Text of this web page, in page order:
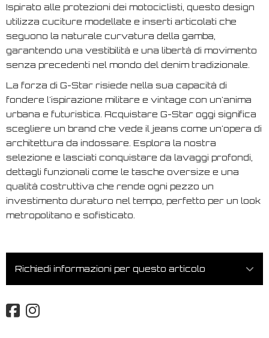
Ispirato alle protezioni dei motociclisti, questo design
utilizza cuciture modellate e inserti articolati che
seguono la naturale curvatura della gamba,
garantendo una vestibilità e una libertà di movimento
senza precedenti nel mondo del denim tradizionale.
La forza di G-Star risiede nella sua capacità di
fondere l'ispirazione militare e vintage con un'anima
urbana e futuristica. Acquistare G-Star oggi significa
scegliere un brand che vede il jeans come un'opera di
architettura da indossare. Esplora la nostra
selezione e lasciati conquistare da lavaggi profondi,
dettagli funzionali come le tasche oversize e una
qualità costruttiva che rende ogni pezzo un
investimento duraturo nel tempo, perfetto per un look
metropolitano e sofisticato.
Richiedi informazioni per questo articolo